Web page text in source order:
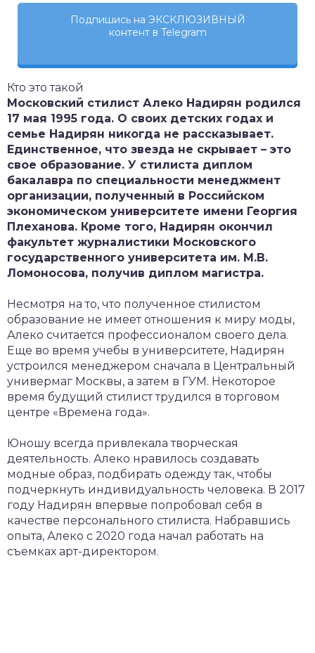
Подпишись на ЭКСКЛЮЗИВНЫЙ
контент в Telegram
Кто это такой
Московский стилист Алеко Надирян родился
17 мая 1995 года. О своих детских годах и
семье Надирян никогда не рассказывает.
Единственное, что звезда не скрывает – это
свое образование. У стилиста диплом
бакалавра по специальности менеджмент
организации, полученный в Российском
экономическом университете имени Георгия
Плеханова. Кроме того, Надирян окончил
факультет журналистики Московского
государственного университета им. М.В.
Ломоносова, получив диплом магистра.
Несмотря на то, что полученное стилистом
образование не имеет отношения к миру моды,
Алеко считается профессионалом своего дела.
Еще во время учебы в университете, Надирян
устроился менеджером сначала в Центральный
универмаг Москвы, а затем в ГУМ. Некоторое
время будущий стилист трудился в торговом
центре «Времена года».
Юношу всегда привлекала творческая
деятельность. Алеко нравилось создавать
модные образ, подбирать одежду так, чтобы
подчеркнуть индивидуальность человека. В 2017
году Надирян впервые попробовал себя в
качестве персонального стилиста. Набравшись
опыта, Алеко с 2020 года начал работать на
съемках арт-директором.